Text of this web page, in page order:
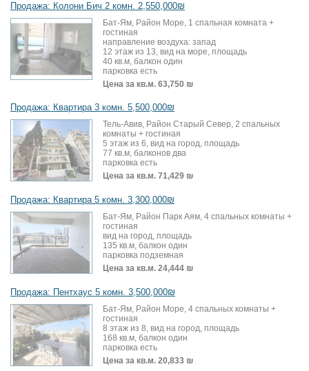
Продажа: Колони Бич 2 комн. 2,550,000₪
Бат-Ям, Район Море, 1 спальная комната +
гостиная
направление воздуха: запад
12 этаж из 13, вид на море, площадь
40 кв.м, балкон один
парковка есть
Цена за кв.м. 63,750 ₪
Продажа: Квартира 3 комн. 5,500,000₪
Тель-Авив, Район Старый Север, 2 спальных
комнаты + гостиная
5 этаж из 6, вид на город, площадь
77 кв.м, балконов два
парковка есть
Цена за кв.м. 71,429 ₪
Продажа: Квартира 5 комн. 3,300,000₪
Бат-Ям, Район Парк Аям, 4 спальных комнаты +
гостиная
вид на город, площадь
135 кв.м, балкон один
парковка подземная
Цена за кв.м. 24,444 ₪
Продажа: Пентхаус 5 комн. 3,500,000₪
Бат-Ям, Район Море, 4 спальных комнаты +
гостиная
8 этаж из 8, вид на город, площадь
168 кв.м, балкон один
парковка есть
Цена за кв.м. 20,833 ₪